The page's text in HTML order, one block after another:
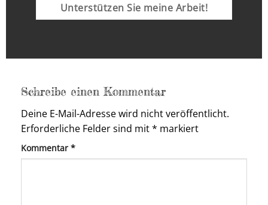
Unterstützen Sie meine Arbeit!
Schreibe einen Kommentar
Deine E-Mail-Adresse wird nicht veröffentlicht.
Erforderliche Felder sind mit* markiert
Kommentar *